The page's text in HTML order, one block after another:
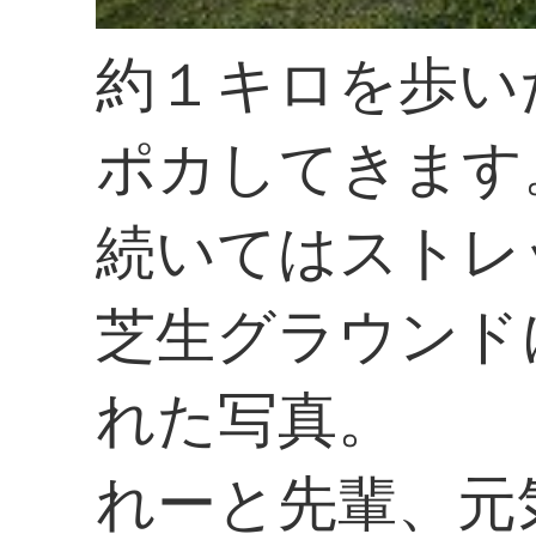
約１キロを歩
ポカしてきます
続いてはスト
芝生グラウン
れた写真。
れーと先輩、